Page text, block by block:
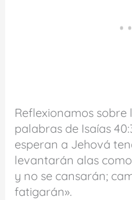
Reflexionamos sobre
palabras de Isaías
esperan a Jehová
levantarán alas
y no se cansarán;
fatigarán».